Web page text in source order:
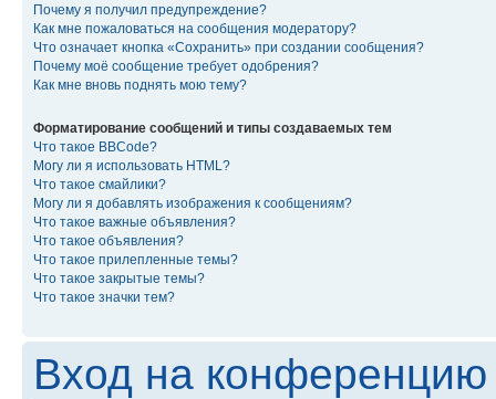
Почему я получил предупреждение?
Как мне пожаловаться на сообщения модератору?
Что означает кнопка «Сохранить» при создании сообщения?
Почему моё сообщение требует одобрения?
Как мне вновь поднять мою тему?
Форматирование сообщений и типы создаваемых тем
Что такое BBCode?
Могу ли я использовать HTML?
Что такое смайлики?
Могу ли я добавлять изображения к сообщениям?
Что такое важные объявления?
Что такое объявления?
Что такое прилепленные темы?
Что такое закрытые темы?
Что такое значки тем?
Вход на конференцию